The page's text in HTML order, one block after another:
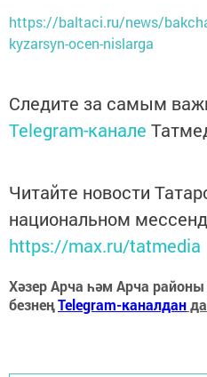
https://baltaci.ru/news/
kyzarsyn-ocen-nislarga
Следите за самым
Telegram-канале
Читайте новости
национальном
https://max.ru/tatmedia
Хәзер Арча һәм Арча
безнеңTelegram-каналдан